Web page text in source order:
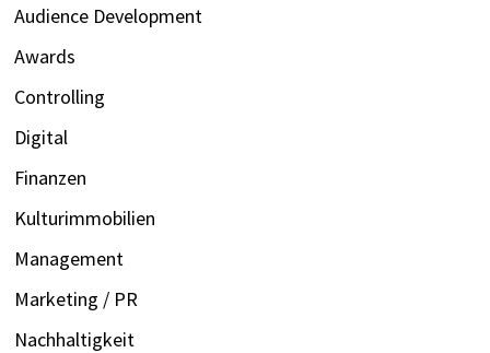
Audience Development
Awards
Controlling
Digital
Finanzen
Kulturimmobilien
Management
Marketing / PR
Nachhaltigkeit